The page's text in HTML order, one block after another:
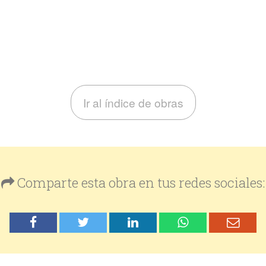
Ir al índice de obras
Comparte esta obra en tus redes sociales: